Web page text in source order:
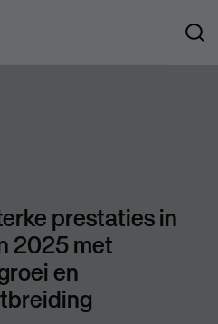
prestaties in
2025 met
en